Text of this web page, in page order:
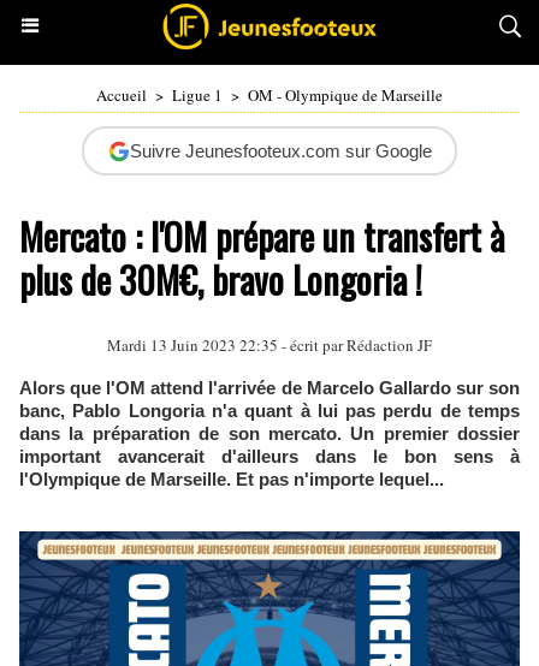
Accueil > Ligue 1 > OM - Olympique de Marseille
Suivre Jeunesfooteux.com sur Google
Mercato : l'OM prépare un transfert à
plus de 30M€, bravo Longoria !
Mardi 13 Juin 2023 22:35 - écrit par Rédaction JF
Alors que l'OM attend l'arrivée de Marcelo Gallardo sur son
banc, Pablo Longoria n'a quant à lui pas perdu de temps
dans la préparation de son mercato. Un premier dossier
important avancerait d'ailleurs dans le bon sens à
l'Olympique de Marseille. Et pas n'importe lequel...